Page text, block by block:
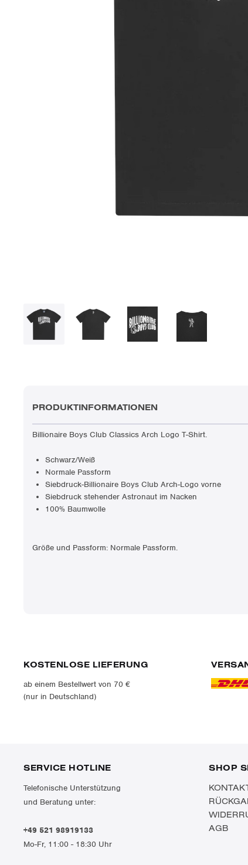
PRODUKTINFORMATIONEN
Billionaire Boys Club Classics Arch Logo T-Shirt.
Schwarz/Weiß
Normale Passform
Siebdruck-Billionaire Boys Club Arch-Logo vorne
Siebdruck stehender Astronaut im Nacken
100% Baumwolle
Größe und Passform: Normale Passform.
KOSTENLOSE LIEFERUNG
ab einem Bestellwert von 70 €
(nur in Deutschland)
SERVICE HOTLINE
Telefonische Unterstützung
und Beratung unter:
+49 521 98919133
Mo-Fr, 11:00 - 18:30 Uhr
SHOP
AGB